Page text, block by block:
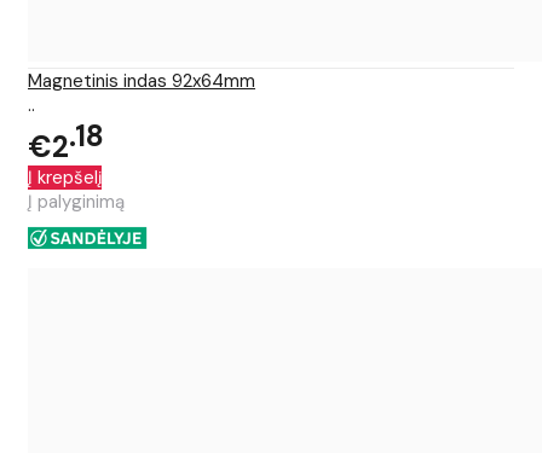
Magnetinis indas 92x64mm
..
€2 18
Į krepšelį
Į palyginimą